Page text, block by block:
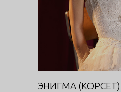
ЭНИГМА (КОРСЕТ)